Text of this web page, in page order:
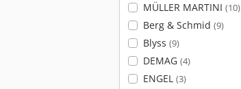
MÜLLER MARTINI (10)
Berg & Schmid (9)
Blyss (9)
DEMAG (4)
ENGEL (3)